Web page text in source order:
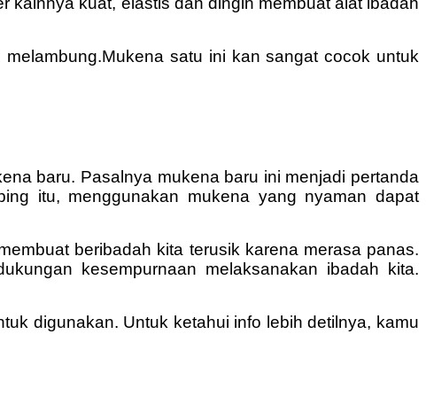
satu ini kan sangat cocok untuk
baru. Pasalnya mukena baru ini menjadi pertanda
itu, menggunakan mukena yang nyaman dapat
beribadah kita terusik karena merasa panas.
kesempurnaan melaksanakan ibadah kita.
digunakan. Untuk ketahui info lebih detilnya, kamu